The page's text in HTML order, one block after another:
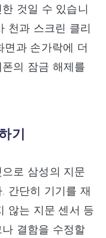
것일 수 있습니
천과 스크린 클리
면과 손가락에 더
의 잠금 해제를
기
로 삼성의 지문
간단히 기기를 재
않는 지문 센서 등
결함을 수정할